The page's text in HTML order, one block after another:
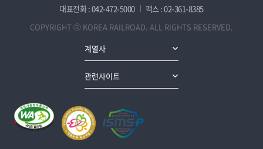
대표전화 : 042-472-5000
팩스 : 02-361-8385
COPYRIGHT ⓒ KOREA RAILROAD. ALL RIGHTS RESERVED.
계열사
관련사이트